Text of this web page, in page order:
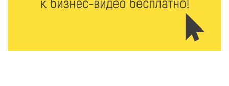
студентов российских вузов
Жителям Тверской области напомнили об